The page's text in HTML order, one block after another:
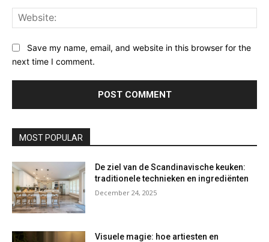
Save my name, email, and website in this browser for the
next time I comment.
MOST POPULAR
De ziel van de Scandinavische keuken:
traditionele technieken en ingrediënten
December 24, 2025
Visuele magie: hoe artiesten en